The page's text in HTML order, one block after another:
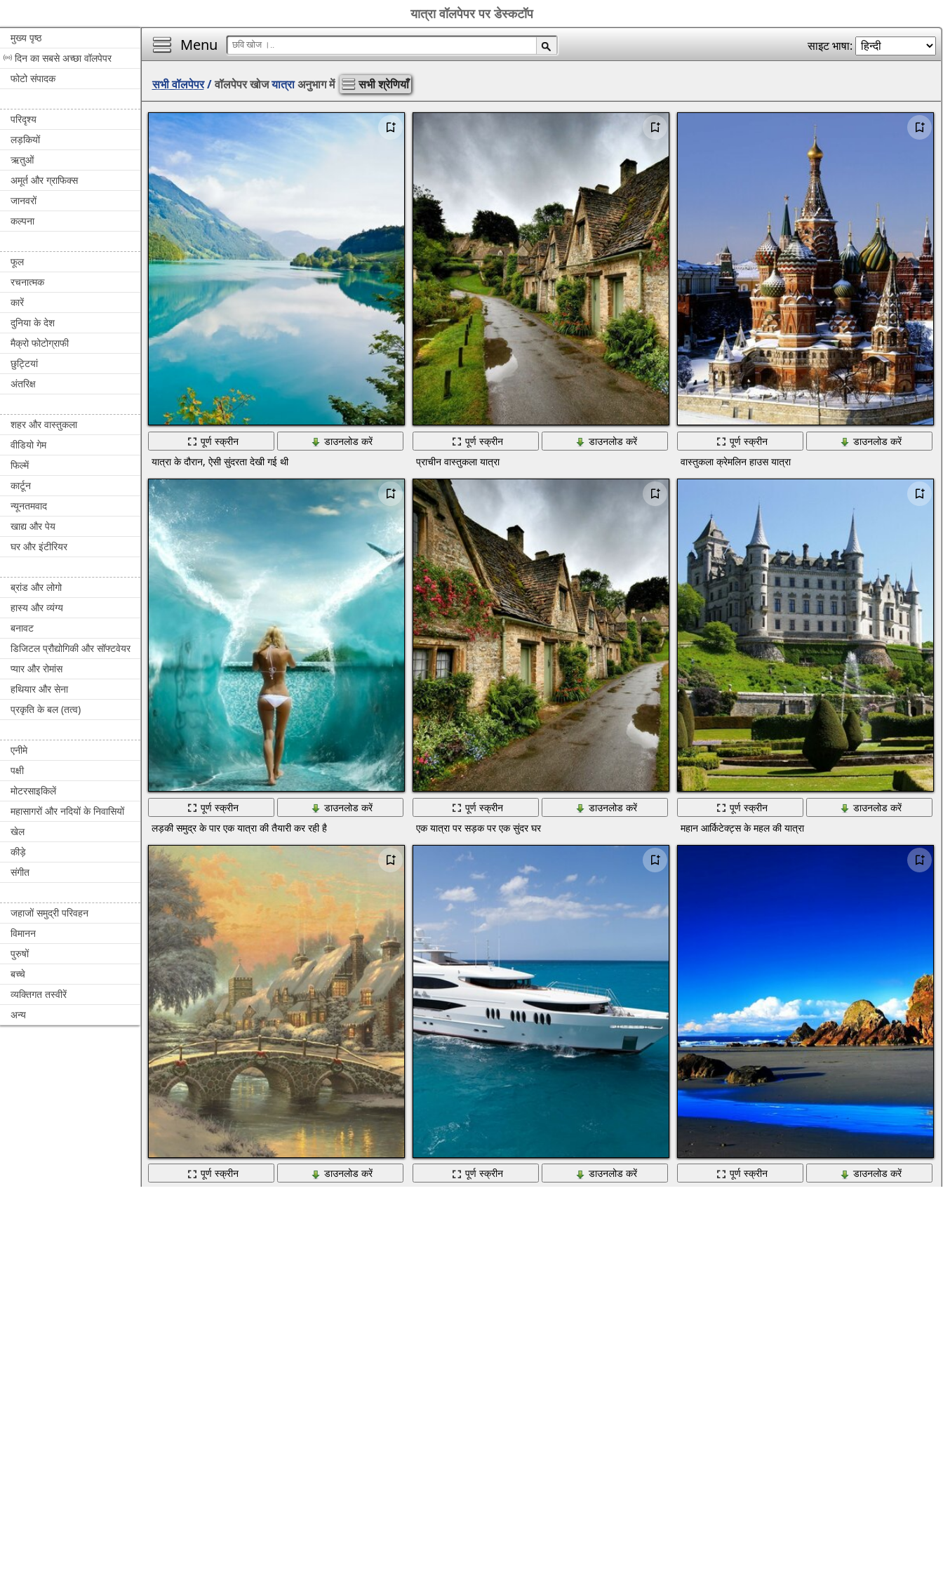
यात्रा वॉलपेपर पर डेस्कटॉप
मुख्य पृष्ठ
दिन का सबसे अच्छा वॉलपेपर
फोटो संपादक
परिदृश्य
लड़कियों
ऋतुओं
अमूर्त और ग्राफिक्स
जानवरों
कल्पना
फूल
रचनात्मक
कारें
दुनिया के देश
मैक्रो फोटोग्राफी
छुट्टियां
अंतरिक्ष
शहर और वास्तुकला
वीडियो गेम
फिल्में
कार्टून
न्यूनतमवाद
खाद्य और पेय
घर और इंटीरियर
ब्रांड और लोगो
हास्य और व्यंग्य
बनावट
डिजिटल प्रौद्योगिकी और सॉफ्टवेयर
प्यार और रोमांस
हथियार और सेना
प्रकृति के बल (तत्व)
एनीमे
पक्षी
मोटरसाइकिलें
महासागरों और नदियों के निवासियों
खेल
कीड़े
संगीत
जहाजों समुद्री परिवहन
विमानन
पुरुषों
बच्चे
व्यक्तिगत तस्वीरें
अन्य
Menu साइट भाषा:
सभी वॉलपेपर/वॉलपेपर खोजयात्राअनुभाग में सभी श्रेणियाँ
पूर्ण स्क्रीन
डाउनलोड करें
यात्रा के दौरान, ऐसी सुंदरता देखी गई थी
पूर्ण स्क्रीन
डाउनलोड करें
प्राचीन वास्तुकला यात्रा
पूर्ण स्क्रीन
डाउनलोड करें
वास्तुकला क्रेमलिन हाउस यात्रा
पूर्ण स्क्रीन
डाउनलोड करें
लड़की समुद्र के पार एक यात्रा की तैयारी कर रही है
पूर्ण स्क्रीन
डाउनलोड करें
एक यात्रा पर सड़क पर एक सुंदर घर
पूर्ण स्क्रीन
डाउनलोड करें
महान आर्किटेक्ट्स के महल की यात्रा
पूर्ण स्क्रीन
डाउनलोड करें
पूर्ण स्क्रीन
डाउनलोड करें
पूर्ण स्क्रीन
डाउनलोड करें